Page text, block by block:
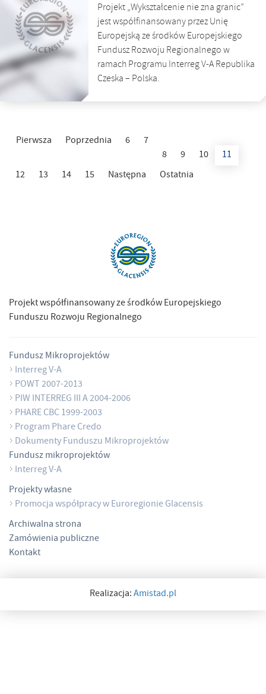
Projekt „Wykształcenie nie zna granic”
jest współfinansowany przez Unię
Europejską ze środków Europejskiego
Fundusz Rozwoju Regionalnego w
ramach Programu Interreg V-A Republika
Czeska – Polska.
Pierwsza Poprzednia 6
7
8
9 10
11
12
13 14 15 Następna Ostatnia
Projekt współfinansowany ze środków Europejskiego
Funduszu Rozwoju Regionalnego
Fundusz Mikroprojektów
Interreg V-A
POWT 2007-2013
PIW INTERREG III A 2004-2006
PHARE CBC 1999-2003
Program Phare Credo
Dokumenty Funduszu Mikroprojektów
Fundusz mikroprojektów
Interreg V-A
Projekty własne
Promocja współpracy w Euroregionie Glacensis
Archiwalna strona
Zamówienia publiczne
Kontakt
Realizacja:Amistad.pl